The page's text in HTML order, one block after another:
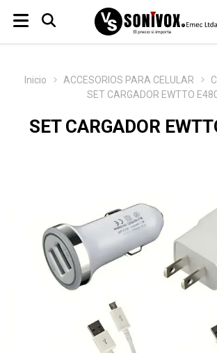
Inicio ACCESORIOS PARA CELULAR
SET CARGADOR EWTTO
SET CARGADOR